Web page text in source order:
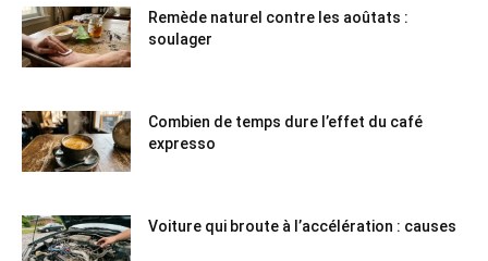
Remède naturel contre les aoûtats :
soulager
Combien de temps dure l’effet du café
expresso
Voiture qui broute à l’accélération : causes